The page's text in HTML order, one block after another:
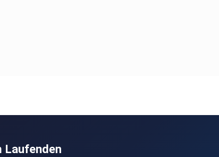
Laufenden